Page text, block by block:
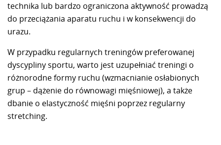
technika lub bardzo ograniczona aktywność prowadzą
do przeciążania aparatu ruchu i w konsekwencji do
urazu.
W przypadku regularnych treningów preferowanej
dyscypliny sportu, warto jest uzupełniać treningi o
różnorodne formy ruchu (wzmacnianie osłabionych
grup – dążenie do równowagi mięśniowej), a także
dbanie o elastyczność mięśni poprzez regularny
stretching.